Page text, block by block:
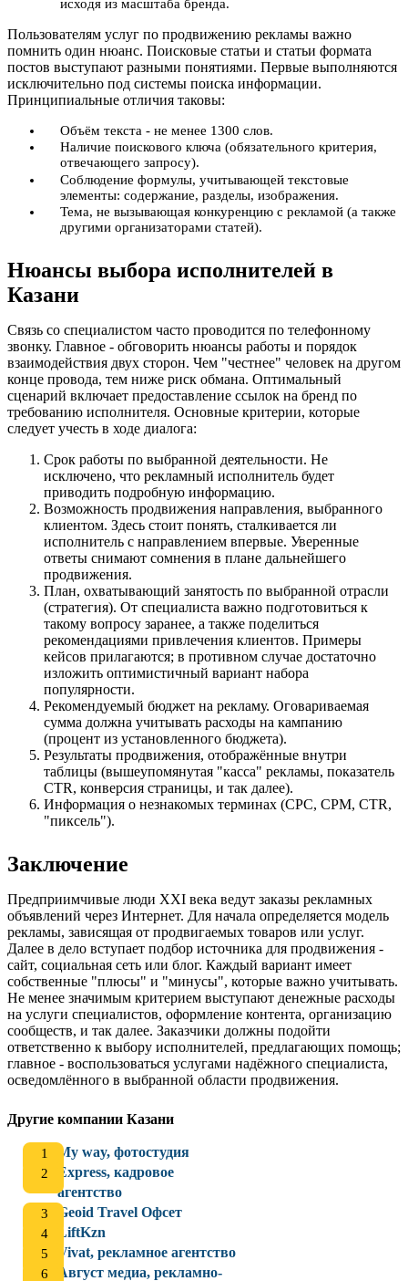
исходя из масштаба бренда.
Пользователям услуг по продвижению рекламы важно
помнить один нюанс. Поисковые статьи и статьи формата
постов выступают разными понятиями. Первые выполняются
исключительно под системы поиска информации.
Принципиальные отличия таковы:
Объём текста - не менее 1300 слов.
Наличие поискового ключа (обязательного критерия,
отвечающего запросу).
Соблюдение формулы, учитывающей текстовые
элементы: содержание, разделы, изображения.
Тема, не вызывающая конкуренцию с рекламой (а также
другими организаторами статей).
Нюансы выбора исполнителей в
Казани
Связь со специалистом часто проводится по телефонному
звонку. Главное - обговорить нюансы работы и порядок
взаимодействия двух сторон. Чем "честнее" человек на другом
конце провода, тем ниже риск обмана. Оптимальный
сценарий включает предоставление ссылок на бренд по
требованию исполнителя. Основные критерии, которые
следует учесть в ходе диалога:
Срок работы по выбранной деятельности. Не
исключено, что рекламный исполнитель будет
приводить подробную информацию.
Возможность продвижения направления, выбранного
клиентом. Здесь стоит понять, сталкивается ли
исполнитель с направлением впервые. Уверенные
ответы снимают сомнения в плане дальнейшего
продвижения.
План, охватывающий занятость по выбранной отрасли
(стратегия). От специалиста важно подготовиться к
такому вопросу заранее, а также поделиться
рекомендациями привлечения клиентов. Примеры
кейсов прилагаются; в противном случае достаточно
изложить оптимистичный вариант набора
популярности.
Рекомендуемый бюджет на рекламу. Оговариваемая
сумма должна учитывать расходы на кампанию
(процент из установленного бюджета).
Результаты продвижения, отображённые внутри
таблицы (вышеупомянутая "касса" рекламы, показатель
CTR, конверсия страницы, и так далее).
Информация о незнакомых терминах (CPC, CPM, CTR,
"пиксель").
Заключение
Предприимчивые люди XXI века ведут заказы рекламных
объявлений через Интернет. Для начала определяется модель
рекламы, зависящая от продвигаемых товаров или услуг.
Далее в дело вступает подбор источника для продвижения -
сайт, социальная сеть или блог. Каждый вариант имеет
собственные "плюсы" и "минусы", которые важно учитывать.
Не менее значимым критерием выступают денежные расходы
на услуги специалистов, оформление контента, организацию
сообществ, и так далее. Заказчики должны подойти
ответственно к выбору исполнителей, предлагающих помощь;
главное - воспользоваться услугами надёжного специалиста,
осведомлённого в выбранной области продвижения.
Другие компании Казани
My way, фотостудия
Express, кадровое
агентство
Geoid Travel Офсет
LiftKzn
Vivat, рекламное агентство
Август медиа, рекламно-